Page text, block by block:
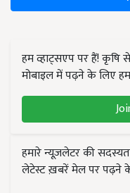
हम व्हाट्सएप पर हैं!
मोबाइल में पढ़ने के लिए
हमारे न्यूज़लेटर की
लेटेस्ट ख़बरें मेल पर पढ़ने